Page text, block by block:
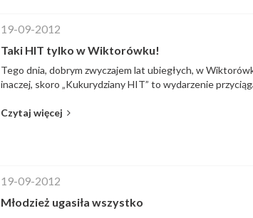
19-09-2012
Taki HIT tylko w Wiktorówku!
Tego dnia, dobrym zwyczajem lat ubiegłych, w
inaczej, skoro „Kukurydziany HIT” to wydarzenie
Czytaj więcej
19-09-2012
Młodzież ugasiła wszystko